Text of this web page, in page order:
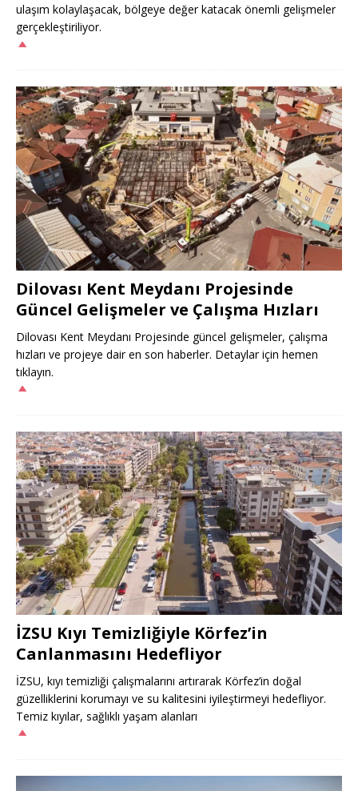
ulaşım kolaylaşacak, bölgeye değer katacak önemli gelişmeler
gerçekleştiriliyor.
Dilovası Kent Meydanı Projesinde
Güncel Gelişmeler ve Çalışma Hızları
Dilovası Kent Meydanı Projesinde güncel gelişmeler, çalışma
hızları ve projeye dair en son haberler. Detaylar için hemen
tıklayın.
İZSU Kıyı Temizliğiyle Körfez’in
Canlanmasını Hedefliyor
İZSU, kıyı temizliği çalışmalarını artırarak Körfez’in doğal
güzelliklerini korumayı ve su kalitesini iyileştirmeyi hedefliyor.
Temiz kıyılar, sağlıklı yaşam alanları